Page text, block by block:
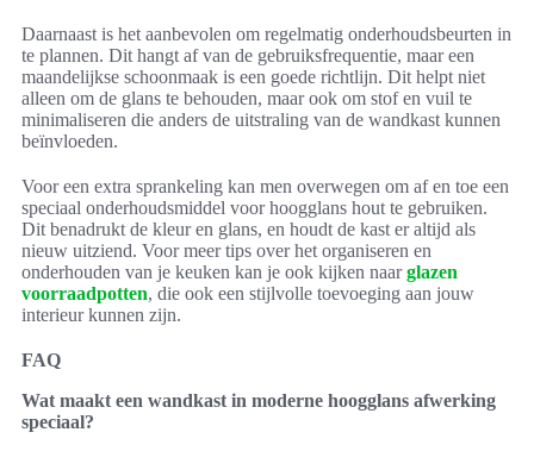
Daarnaast is het aanbevolen om regelmatig onderhoudsbeurten in
te plannen. Dit hangt af van de gebruiksfrequentie, maar een
maandelijkse schoonmaak is een goede richtlijn. Dit helpt niet
alleen om de glans te behouden, maar ook om stof en vuil te
minimaliseren die anders de uitstraling van de wandkast kunnen
beïnvloeden.
Voor een extra sprankeling kan men overwegen om af en toe een
speciaal onderhoudsmiddel voor hoogglans hout te gebruiken.
Dit benadrukt de kleur en glans, en houdt de kast er altijd als
nieuw uitziend. Voor meer tips over het organiseren en
onderhouden van je keuken kan je ook kijken naarglazen
voorraadpotten, die ook een stijlvolle toevoeging aan jouw
interieur kunnen zijn.
FAQ
Wat maakt een wandkast in moderne hoogglans afwerking
speciaal?